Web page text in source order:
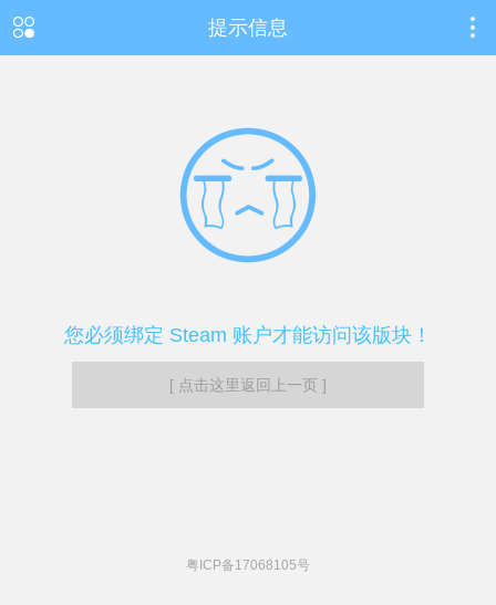
提示信息
您必须绑定 Steam 账户才能访问该版块！
[ 点击这里返回上一页 ]
粤ICP备17068105号